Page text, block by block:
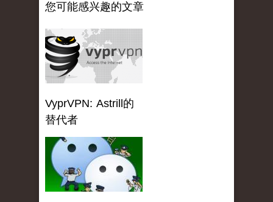
您可能感兴趣的文章
VyprVPN: Astrill的
替代者